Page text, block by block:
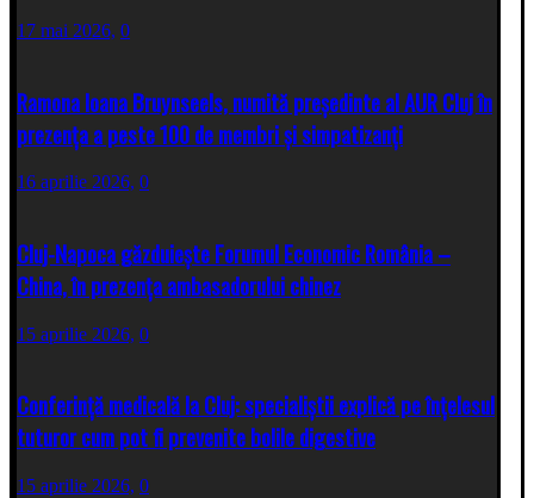
17 mai 2026, 0
Ramona Ioana Bruynseels, numită președinte al AUR Cluj în
prezența a peste 100 de membri și simpatizanți
16 aprilie 2026, 0
Cluj-Napoca găzduiește Forumul Economic România –
China, în prezența ambasadorului chinez
15 aprilie 2026, 0
Conferință medicală la Cluj: specialiștii explică pe înțelesul
tuturor cum pot fi prevenite bolile digestive
15 aprilie 2026, 0